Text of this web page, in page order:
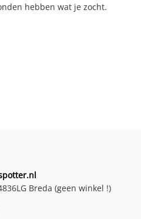
hebben wat je zocht.
Breda (geen winkel !)